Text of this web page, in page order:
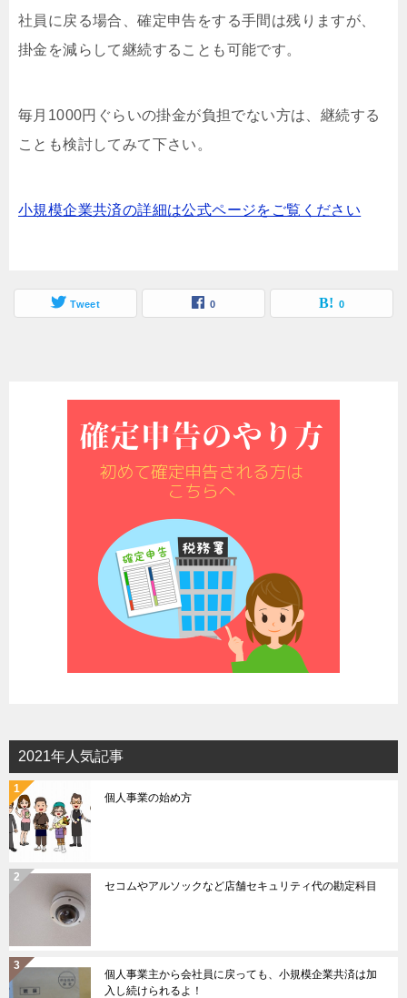
社員に戻る場合、確定申告をする手間は残りますが、
掛金を減らして継続することも可能です。
毎月1000円ぐらいの掛金が負担でない方は、継続する
ことも検討してみて下さい。
小規模企業共済の詳細は公式ページをご覧ください
Tweet 0 0
2021年人気記事
個人事業の始め方
セコムやアルソックなど店舗セキュリティ代の勘定科目
個人事業主から会社員に戻っても、小規模企業共済は加
入し続けられるよ！